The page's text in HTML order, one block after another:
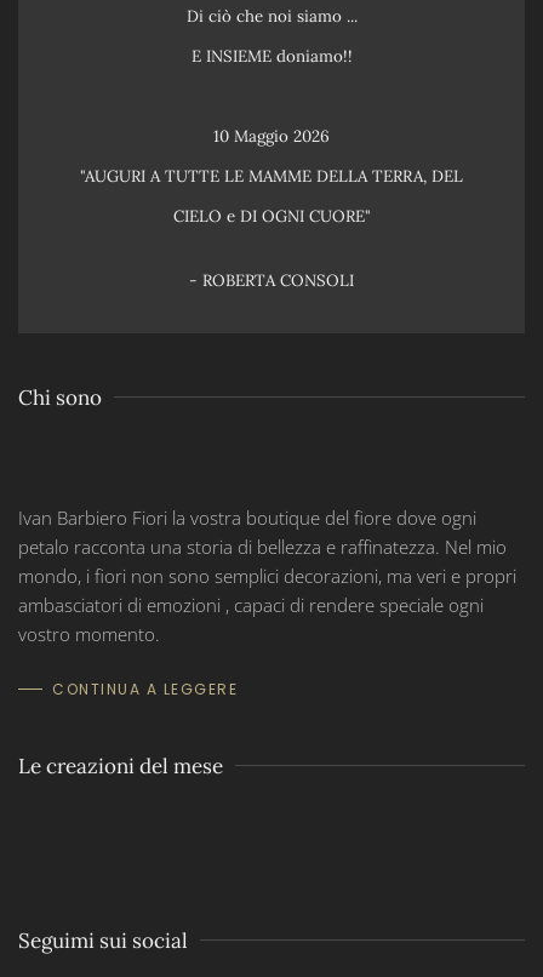
Di ciò che noi siamo ...
E INSIEME doniamo!!
10 Maggio 2026
"AUGURI A TUTTE LE MAMME DELLA TERRA, DEL
CIELO e DI OGNI CUORE"
- ROBERTA CONSOLI
Chi sono
Ivan Barbiero Fiori la vostra boutique del fiore dove ogni
petalo racconta una storia di bellezza e raffinatezza. Nel mio
mondo, i fiori non sono semplici decorazioni, ma veri e propri
ambasciatori di emozioni , capaci di rendere speciale ogni
vostro momento.
CONTINUA A LEGGERE
Le creazioni del mese
Seguimi sui social